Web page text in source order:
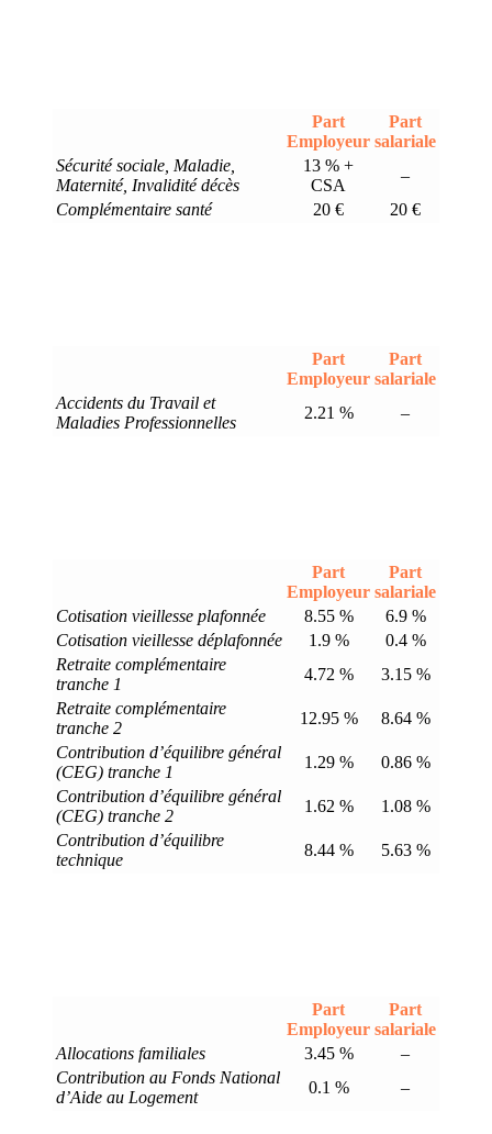
Part
Employeur
Part
salariale
Sécurité sociale, Maladie,
Maternité, Invalidité décès
13 % +
CSA
–
Complémentaire santé
20 € 20 €
Part
Employeur
Part
salariale
Accidents du Travail et
Maladies Professionnelles
2.21 % –
Part
Employeur
Part
salariale
Cotisation vieillesse plafonnée
8.55 %
6.9 %
Cotisation vieillesse déplafonnée
1.9 %
0.4 %
Retraite complémentaire
tranche 1
4.72 %
3.15 %
Retraite complémentaire
tranche 2
12.95 %
8.64 %
Contribution d’équilibre général
(CEG) tranche 1
1.29 %
0.86 %
Contribution d’équilibre général
(CEG) tranche 2
1.62 %
1.08 %
Contribution d’équilibre
technique
8.44 % 5.63 %
Part
Employeur
Part
salariale
Allocations familiales
3.45 %
–
Contribution au Fonds National
d’Aide au Logement
0.1 % –